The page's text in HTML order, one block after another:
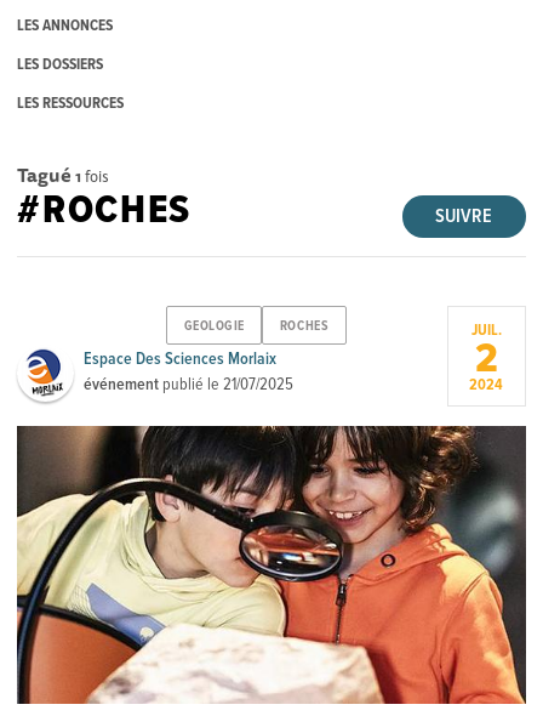
LES ANNONCES
LES DOSSIERS
LES RESSOURCES
Tagué 1 fois
SUIVRE
#ROCHES
GEOLOGIE ROCHES
Espace Des Sciences Morlaix
événement publié le21/07/2025
JUIL.
2
2024